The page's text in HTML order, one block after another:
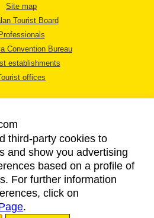
Site map
Tourist Board
Professionals
Convention Bureau
establishments
offices
NOTICE
POLICY
POLICY
third-party cookies to
and show you advertising
based on a profile of
For further information
click on
.